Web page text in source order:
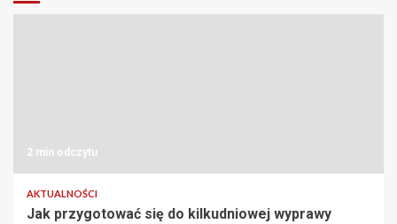
2 min odczytu
AKTUALNOŚCI
Jak przygotować się do kilkudniowej wyprawy